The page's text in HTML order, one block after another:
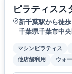
ピラティスス
新千葉駅から徒
千葉県千葉市中
マシンピラティス
他店舗利用
ウォ